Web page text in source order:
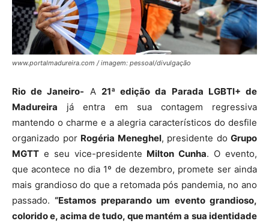
www.portalmadureira.com / imagem: pessoal/divulgação
Rio de Janeiro- A 21ª edição da Parada LGBTI+ de
Madureira já entra em sua contagem regressiva
mantendo o charme e a alegria característicos do desfile
organizado por Rogéria Meneghel, presidente do Grupo
MGTT e seu vice-presidente Milton Cunha. O evento,
que acontece no dia 1º de dezembro, promete ser ainda
mais grandioso do que a retomada pós pandemia, no ano
passado.“Estamos preparando um evento grandioso,
colorido e, acima de tudo, que mantém a sua identidade